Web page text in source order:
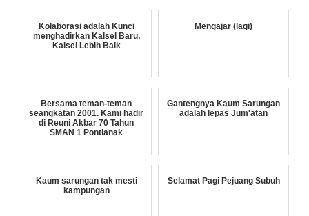
Kolaborasi adalah Kunci
menghadirkan Kalsel Baru,
Kalsel Lebih Baik
Mengajar (lagi)
Bersama teman-teman
seangkatan 2001. Kami hadir
di Reuni Akbar 70 Tahun
SMAN 1 Pontianak
Gantengnya Kaum Sarungan
adalah lepas Jum'atan
Kaum sarungan tak mesti
kampungan
Selamat Pagi Pejuang Subuh